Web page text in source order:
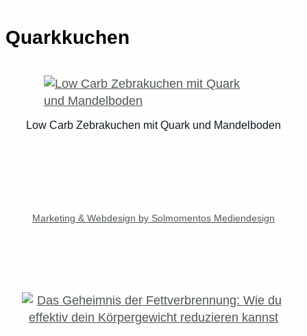
Quarkkuchen
Low Carb Zebrakuchen mit Quark und Mandelboden
Marketing & Webdesign by Solmomentos Mediendesign